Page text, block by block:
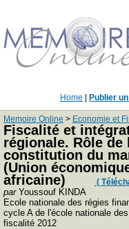
Home Publier
Memoire Online > Economie et
Fiscalité et
régionale. Rôle de
constitution du
(Union
africaine)
(
parYoussouf KINDA
Ecole nationale des régies
cycle A de l'école nationale
fiscalité 2012